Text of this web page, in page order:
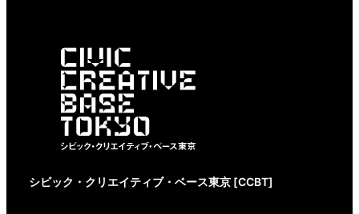
シビック・クリエイティブ・ベース東京 [CCBT]